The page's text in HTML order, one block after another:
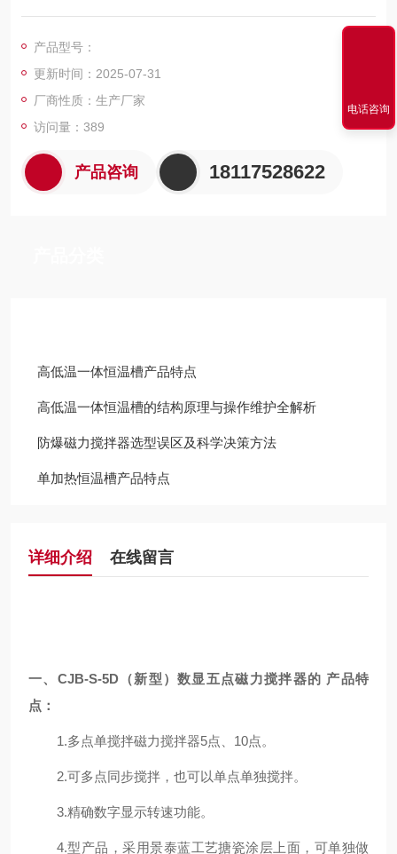
涂层；工作尺寸：450*105mm；搅拌容量：0-500ml×5；转速范
围：50-2000转/分；可多点同步搅拌，也可以单点单独搅拌；
产品型号：
更新时间：2025-07-31
厂商性质：生产厂家
访问量：389
产品咨询 18117528622
高低温一体恒温槽产品特点
高低温一体恒温槽的结构原理与操作维护全解析
防爆磁力搅拌器选型误区及科学决策方法
单加热恒温槽产品特点
详细介绍 在线留言
一、 CJB-S-5D（新型 ）数显五点磁力搅拌器的 产品特
点 ：
1.多点单搅拌磁力搅拌器5点、10点。
2.可多点同步搅拌，也可以单点单独搅拌。
3.精确数字显示转速功能。
4.型产品，采用景泰蓝工艺搪瓷涂层 上面，可单独做
电话咨询